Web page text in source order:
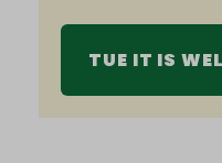
TUE IT IS